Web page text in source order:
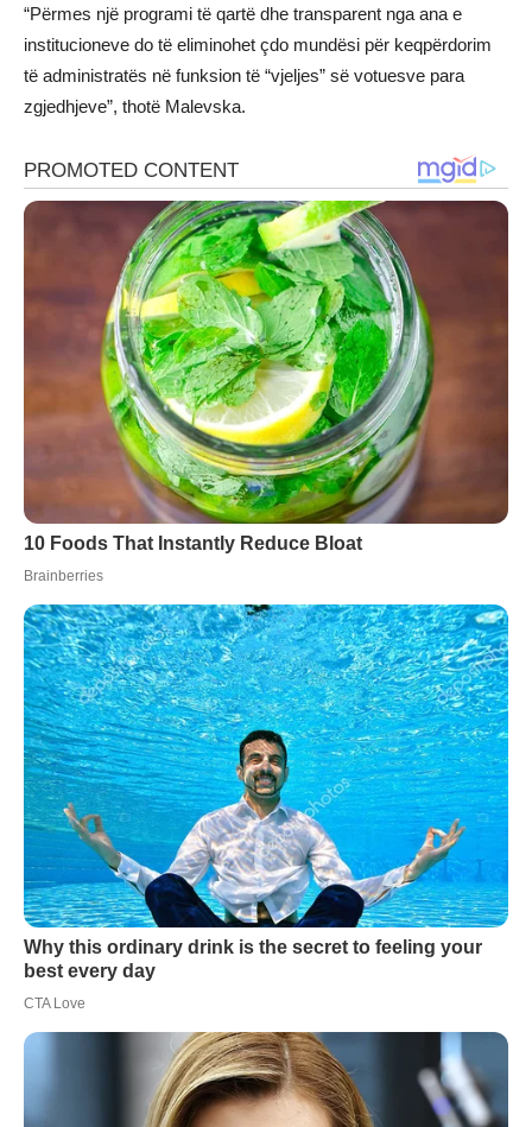
“Përmes një programi të qartë dhe transparent nga ana e
institucioneve do të eliminohet çdo mundësi për keqpërdorim
të administratës në funksion të “vjeljes” së votuesve para
zgjedhjeve”, thotë Malevska.